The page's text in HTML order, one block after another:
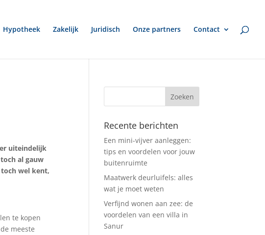
Hypotheek Zakelijk Juridisch Onze partners Contact
uiteindelijk
al gauw
wel kent,
te kopen
meeste
Recente berichten
Een mini-vijver aanleggen:
tips en voordelen voor jouw
buitenruimte
Maatwerk deurluifels: alles
wat je moet weten
Verfijnd wonen aan zee: de
voordelen van een villa in
Sanur